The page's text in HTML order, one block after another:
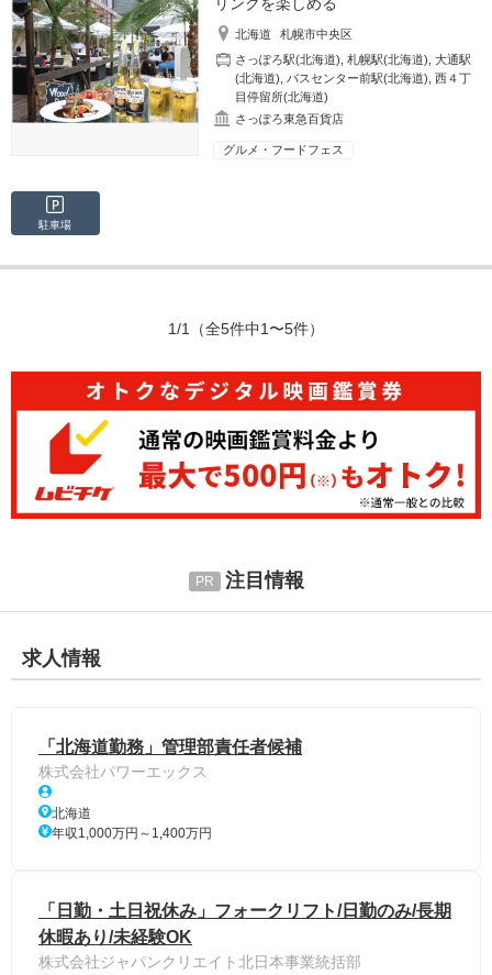
リンクを楽しめる
北海道
札幌市中央区
さっぽろ駅(北海道),札幌駅(北海道),大通駅
(北海道),バスセンター前駅(北海道),西４丁
目停留所(北海道)
さっぽろ東急百貨店
グルメ・フードフェス
駐車場
1/1 （全5件中1〜5件）
注目情報
求人情報
「北海道勤務」管理部責任者候補
株式会社パワーエックス
北海道
年収1,000万円～1,400万円
「日勤・土日祝休み」フォークリフト/日勤のみ/長期
休暇あり/未経験OK
株式会社ジャパンクリエイト北日本事業統括部